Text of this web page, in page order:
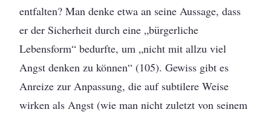
entfalten? Man denke etwa an seine Aussage, dass
er der Sicherheit durch eine „bürgerliche
Lebensform“ bedurfte, um „nicht mit allzu viel
Angst denken zu können“ (105). Gewiss gibt es
Anreize zur Anpassung, die auf subtilere Weise
wirken als Angst (wie man nicht zuletzt von seinem